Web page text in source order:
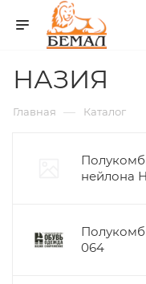
НАЗИЯ
Главная — Каталог
нейлона
064